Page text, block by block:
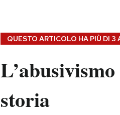
QUESTO ARTICOLO HA PIÙ DI 3
storia